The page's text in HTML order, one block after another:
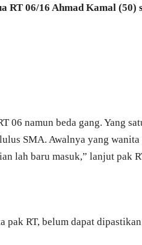
RT 06/16 Ahmad Kamal (50)
06 namun beda gang. Yang
SMA. Awalnya yang
lah baru masuk,” lanjut pak
pak RT, belum dapat